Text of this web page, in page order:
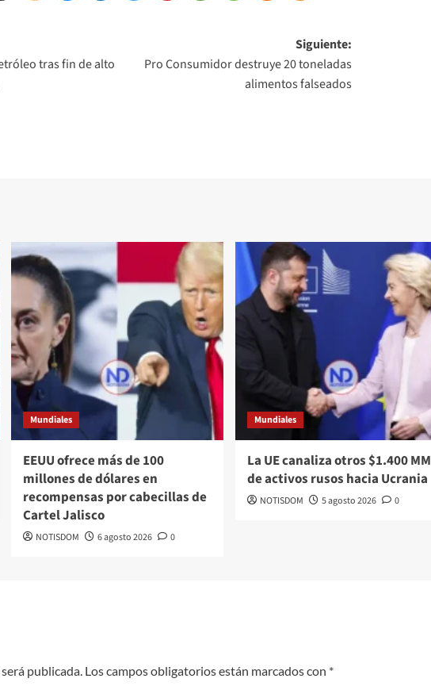
tras fin de alto
Siguiente:
Pro Consumidor destruye 20 toneladas
alimentos falseados
Mundiales
EEUU ofrece más de 100
millones de dólares en
recompensas por cabecillas de
Cartel Jalisco
NOTISDOM 6 agosto 2026 0
Mundiales
La UE canaliza otros $1.400 MM
de activos rusos hacia Ucrania
NOTISDOM 5 agosto 2026 0
publicada. Los campos obligatorios están marcados con *